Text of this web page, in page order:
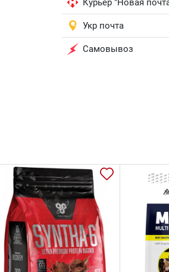
Курьер "Новая
Укр почта
Самовывоз